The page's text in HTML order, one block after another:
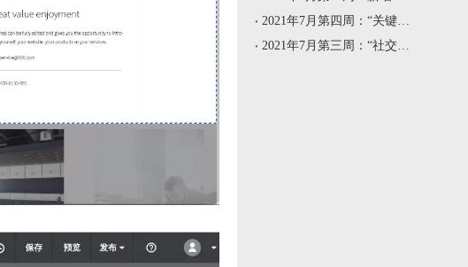
2021年7月第四周：“关键词管理”增加导出功能｜“产品详情”组件新增展示风格｜优化网站编辑后台交互｜优化“产品导出”功能
2021年7月第三周：“社交关注”组件支持关注Blogger平台｜“文章列表”组件风格16增加“图片大小”设置功能｜增加“爱尔兰语”小语种建站